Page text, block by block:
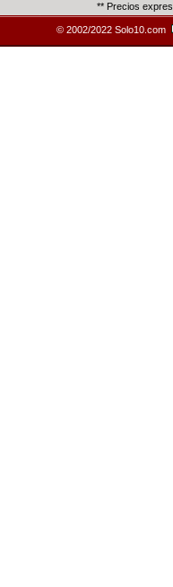
** Precios
© 2002/2022 Solo10.com